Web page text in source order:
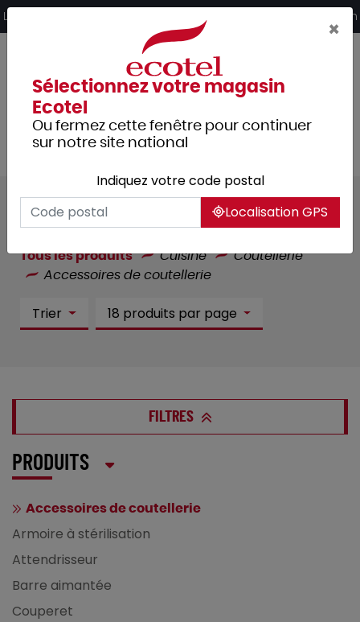
Livraison offerte dès 249€ HT d’achat et retrait 2h en magasin
Accessoires de coutellerie :39
article(s)
Tous les produits Cuisine
Coutellerie
Accessoires de coutellerie
Trier 18 produits par page
FILTRES
PRODUITS
Accessoires de coutellerie
Armoire à stérilisation
Attendrisseur
Barre aimantée
Couperet
×
Sélectionnez votre magasin
Ecotel
Ou fermez cette fenêtre pour continuer
sur notre site national
Indiquez votre code postal
Localisation GPS
Panneau de gestion des cookies